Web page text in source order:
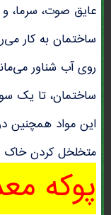
عایق صوت، سرما،
روی آب شناور
ساختمان، تا یک
این مواد همچنین
متخلخل کردن خاک
پوکه